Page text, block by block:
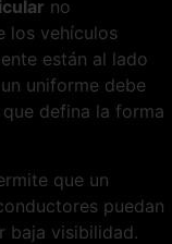
no
los vehículos
están al lado
uniforme debe
defina la forma
que un
puedan
baja visibilidad.